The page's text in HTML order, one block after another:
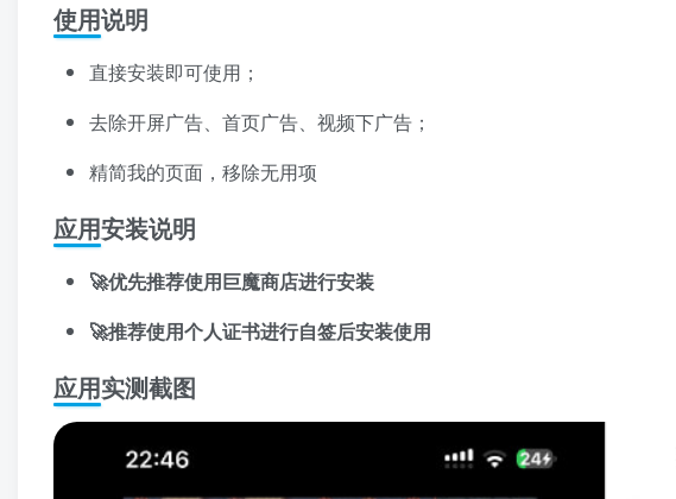
使用说明
直接安装即可使用；
去除开屏广告、首页广告、视频下广告；
精简我的页面，移除无用项
应用安装说明
🚀优先推荐使用巨魔商店进行安装
🚀推荐使用个人证书进行自签后安装使用
应用实测截图